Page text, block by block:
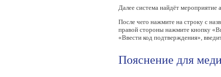
Далее система найдёт мероприятие
После чего нажмите на строку с
правой стороны нажмите кнопку
«Ввести код подтверждения»,
Пояснение для